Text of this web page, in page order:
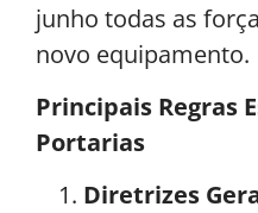
junho todas as
novo equipamento.
Principais Regras
Portarias
Diretrizes